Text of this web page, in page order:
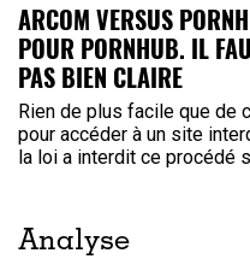
ARCOM VERSUS
POUR PORNHUB. IL
PAS BIEN CLAIRE
Rien de plus facile que de
pour accéder à un site
la loi a interdit ce procédé
Analyse